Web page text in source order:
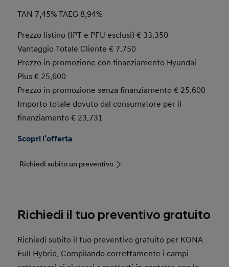
TAN 7,45% TAEG 8,94%
Prezzo listino (IPT e PFU esclusi) € 33.350
Vantaggio Totale Cliente € 7.750
Prezzo in promozione con finanziamento Hyundai
Plus € 25.600
Prezzo in promozione senza finanziamento € 25.600
Importo totale dovuto dal consumatore per il
finanziamento € 23.731
Scopri l'offerta
Richiedi subito un preventivo
Richiedi il tuo preventivo gratuito
Richiedi subito il tuo preventivo gratuito per KONA
Full Hybrid. Compilando correttamente i campi